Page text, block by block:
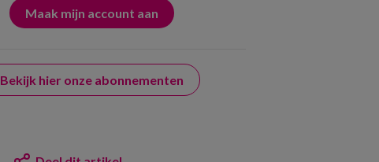
Bekijk hier onze abonnementen